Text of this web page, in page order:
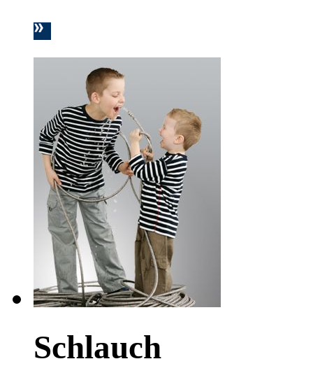
Schlauch